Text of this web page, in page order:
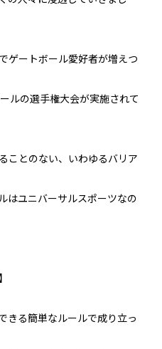
ゲートボール愛好者が増えつ
ルの選手権大会が実施されて
ことのない、いわゆるバリア
はユニバーサルスポーツなの
きる簡単なルールで成り立っ